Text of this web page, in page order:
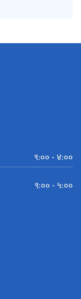
९:०० - ५:००